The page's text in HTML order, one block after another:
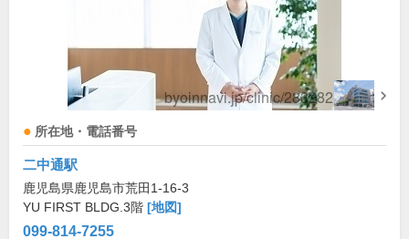
所在地・電話番号
二中通駅
鹿児島県鹿児島市荒田1-16-3
YU FIRST BLDG.3階 [地図]
099-814-7255